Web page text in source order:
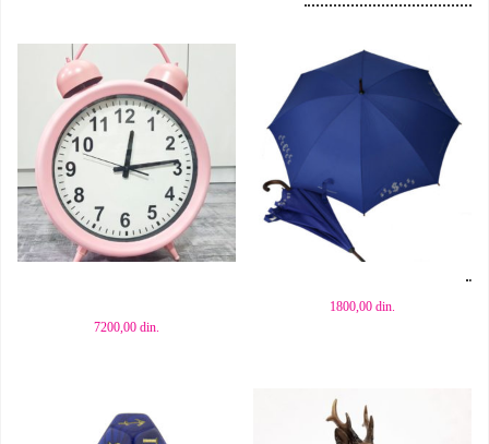
Dodaj u korpu
7200,00 din.
Dodaj u korpu
1800,00din.